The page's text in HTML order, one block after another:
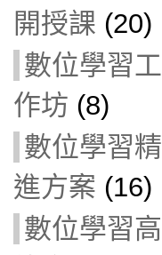
開授課 (20)
數位學習工
作坊 (8)
數位學習精
進方案 (16)
數位學習高